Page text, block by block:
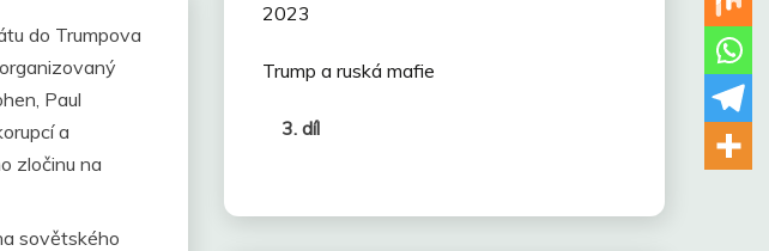
do Trumpova
Paul
a
zločinu na
sovětského
2023
Trump a ruská mafie
3. díl